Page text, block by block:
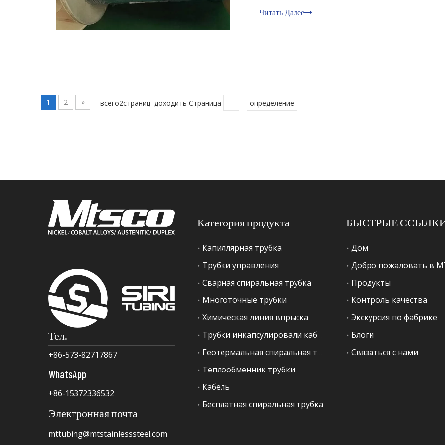
Читать Далее
1 2 » всего2страниц доходить Страница определение
Тел.
+86-573-82717867
WhatsApp
+86-15372336532
Электронная почта
mttubing@mtstainlesssteel.com
Категория продукта
Капиллярная трубка
Трубки управления
Сварная спиральная трубка
Многоточные трубки
Химическая линия впрыска
Теплообменник трубки
Кабель
Бесплатная спиральная трубка
БЫСТРЫЕ
Дом
Добро пожаловать в
Продукты
Контроль качества
Экскурсия по фабрике
Блоги
Связаться с нами